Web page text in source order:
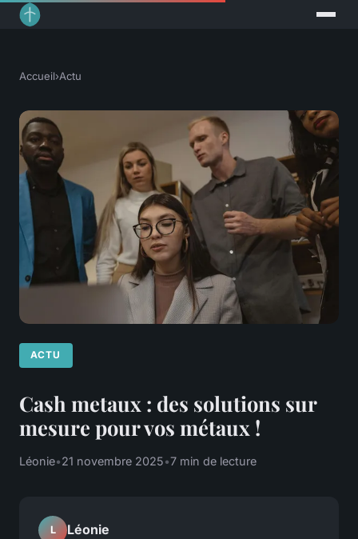
Accueil›Actu
ACTU
Cash metaux : des solutions sur
mesure pour vos métaux !
Léonie•21 novembre 2025•7 min de lecture
L Léonie